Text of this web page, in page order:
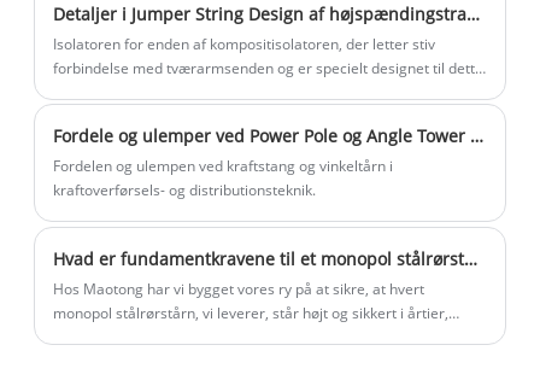
tårnstøtte, der kan modstå ekstreme vejrforhold.
Detaljer i Jumper String Design af højspændingstransmissionstårn (Del to)
Isolatoren for enden af ​​kompositisolatoren, der letter stiv
forbindelse med tværarmsenden og er specielt designet til dette
Fordele og ulemper ved Power Pole og Angle Tower i Power Transmission Engineering
Fordelen og ulempen ved kraftstang og vinkeltårn i
kraftoverførsels- og distributionsteknik.
Hvad er fundamentkravene til et monopol stålrørstårn
Hos Maotong har vi bygget vores ry på at sikre, at hvert
monopol stålrørstårn, vi leverer, står højt og sikkert i årtier,